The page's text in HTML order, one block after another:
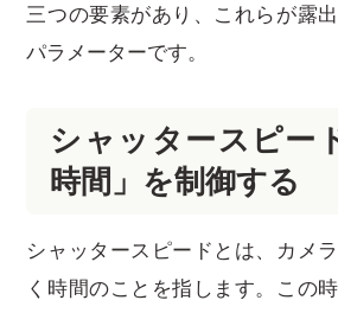
三つの要素があり、これらが露
パラメーターです。
シャッタースピー
時間」を制御する
シャッタースピードとは、カメ
く時間のことを指します。この